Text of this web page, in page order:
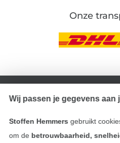
Onze
Wissel naar de Duitse
Wij passen je gegevens aan
Stoffen Hemmers gebruikt
om de betrouwbaarheid,